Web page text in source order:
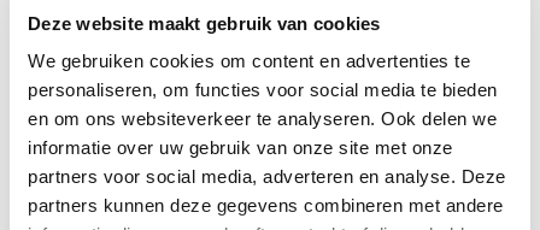
Deze website maakt gebruik van cookies
We gebruiken cookies om content en advertenties te
personaliseren, om functies voor social media te bieden
en om ons websiteverkeer te analyseren. Ook delen we
informatie over uw gebruik van onze site met onze
partners voor social media, adverteren en analyse. Deze
partners kunnen deze gegevens combineren met andere
Deze toppers gaan het doen! Zij gaan tijdens Tour du ALS
wandelend, fietsend of hardlopend de Mount Ventoux op
om zoveel mogelijk geld in te zamelen voor Stichting ALS.